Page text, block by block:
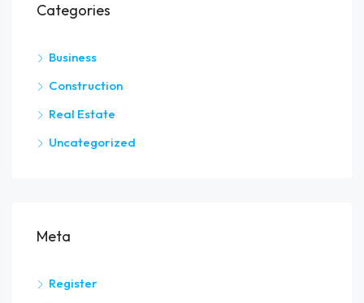
Categories
Business
Construction
Real Estate
Uncategorized
Meta
Register